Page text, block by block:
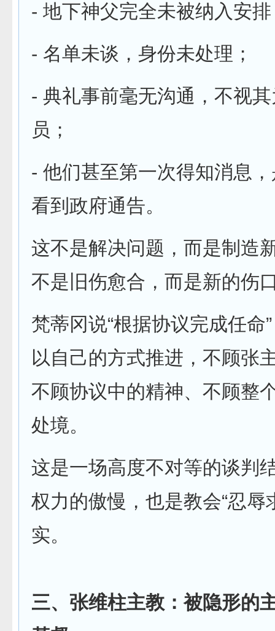
- 地下神父完全未被纳入安
- 名单未谈，身份未处理；
- 典礼事前毫无沟通，不视
员；
- 他们甚至第一次得知消息
看到政府通告。
这不是解决问题，而是制造
不是旧伤愈合，而是新的伤
梵蒂冈说“根据协议完成任命
以自己的方式推进，不顾张
不顾协议中的精神、不顾整
处境。
这是一场高度不对等的谈判
权力的傲慢，也是教会“忍辱
实。
三、张维柱主教：被隐形的